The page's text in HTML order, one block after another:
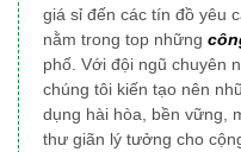
giá sỉ đến các tín đồ yêu
nằm trong top những
phố . Với đội ngũ chuyên
chúng tôi kiến tạo nên
dụng hài hòa, bền vững,
thư giãn lý tưởng cho